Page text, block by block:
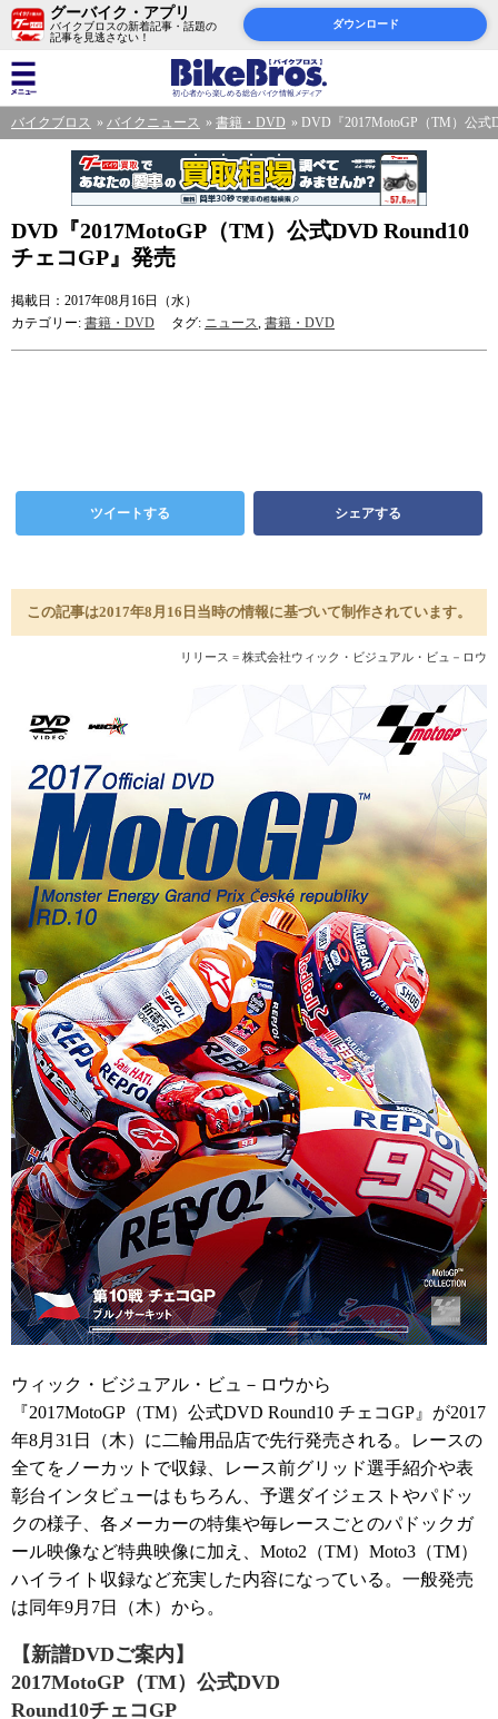
グーバイク・アプリ
バイクブロスの新着記事・話題の
記事を見逃さない！
ダウンロード
バイクブロス バイクニュース 書籍・DVD DVD『2017MotoGP（TM）公式
DVD『2017MotoGP（TM）公式DVD Round10
チェコGP』発売
掲載日：2017年08月16日（水）
カテゴリー: 書籍・DVD タグ: ニュース, 書籍・DVD
ツイートする シェアする
この記事は2017年8月16日当時の情報に基づいて制作されています。
リリース = 株式会社ウィック・ビジュアル・ビュ－ロウ
ウィック・ビジュアル・ビュ－ロウから
『2017MotoGP（TM）公式DVD Round10 チェコGP』が2017
年8月31日（木）に二輪用品店で先行発売される。レースの
全てをノーカットで収録、レース前グリッド選手紹介や表
彰台インタビューはもちろん、予選ダイジェストやパドッ
クの様子、各メーカーの特集や毎レースごとのパドックガ
ール映像など特典映像に加え、Moto2（TM）Moto3（TM）
ハイライト収録など充実した内容になっている。一般発売
は同年9月7日（木）から。
【新譜DVDご案内】
2017MotoGP（TM）公式DVD
Round10チェコGP